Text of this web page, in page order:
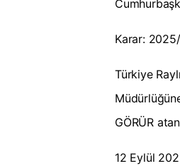
Karar:
Türkiye
GÖRÜR
12 Eylül